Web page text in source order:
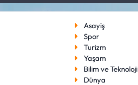
Asayiş
Spor
Turizm
Yaşam
Bilim ve Teknoloji
Dünya